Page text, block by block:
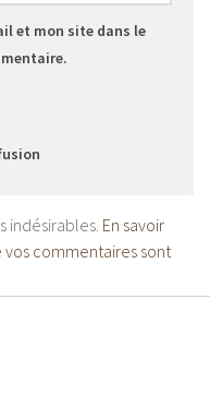
et mon site dans le
indésirables. En savoir
vos commentaires sont